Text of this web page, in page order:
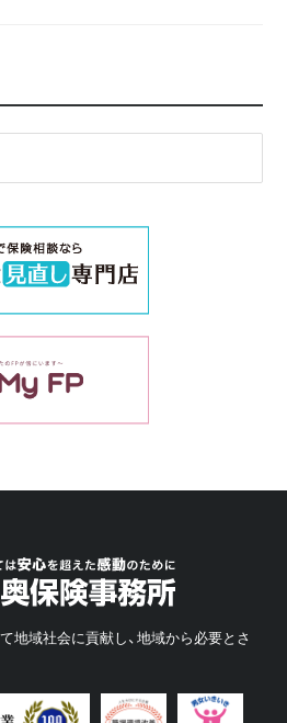
地域社会に貢献し、地域から必要とさ